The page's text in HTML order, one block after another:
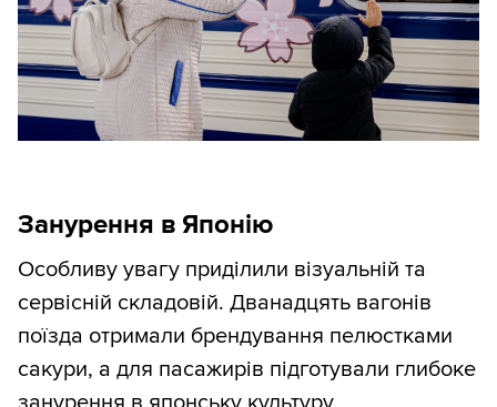
Занурення в Японію
Особливу увагу приділили візуальній та
сервісній складовій. Дванадцять вагонів
поїзда отримали брендування пелюстками
сакури, а для пасажирів підготували глибоке